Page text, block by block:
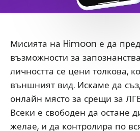
Мисията на Himoon е да
възможности за
личността се цени толкова,
външният вид. Искаме да
онлайн място за срещи за
Всеки е свободен да остане
желае, и да контролира по